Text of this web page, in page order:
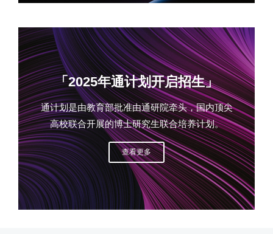
「2025年通计划开启招生」
通计划是由教育部批准由通研院牵头，国内顶尖
高校联合开展的博士研究生联合培养计划。
查看更多